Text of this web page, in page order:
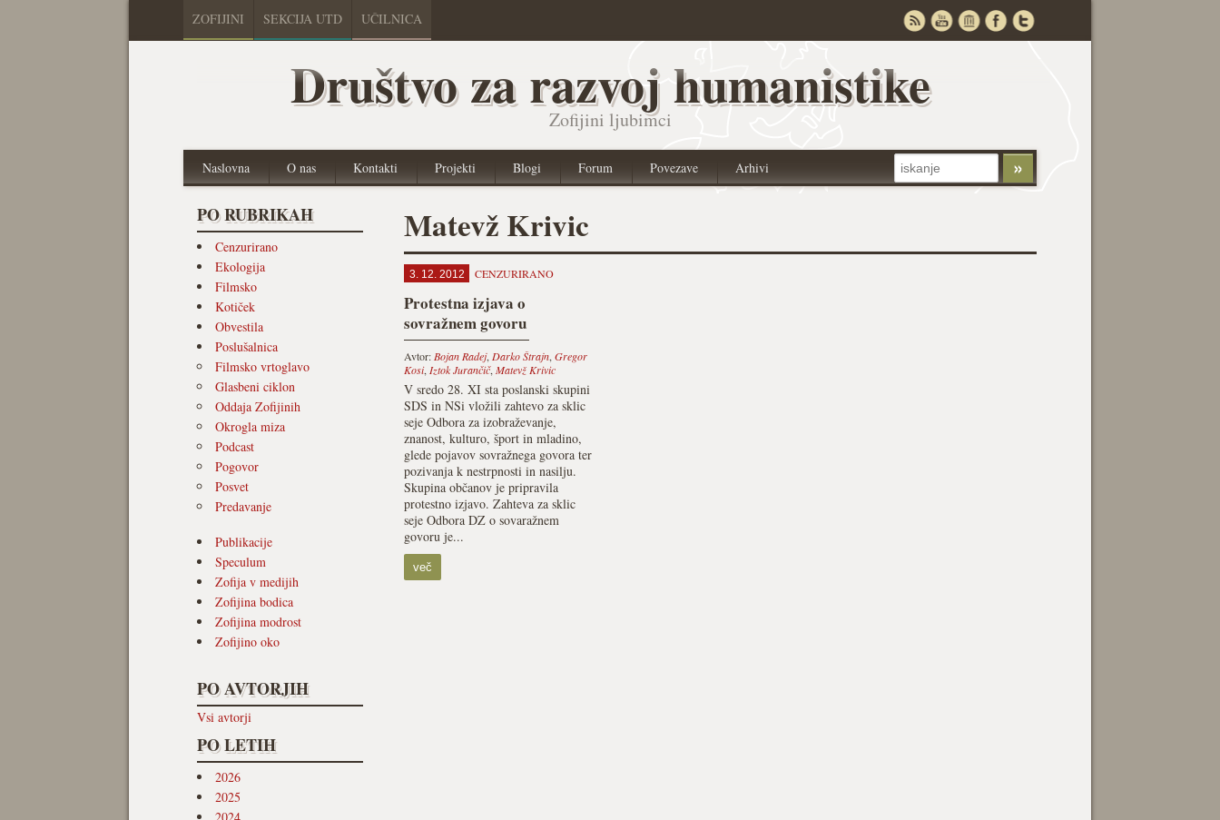
ZOFIJINI SEKCIJA UTD UČILNICA
Društvo za razvoj humanistike
Zofijini ljubimci
Naslovna O nas Kontakti Projekti Blogi Forum Povezave Arhivi
PO RUBRIKAH
Cenzurirano
Ekologija
Filmsko
Kotiček
Obvestila
Poslušalnica
Filmsko vrtoglavo
Glasbeni ciklon
Oddaja Zofijinih
Okrogla miza
Podcast
Pogovor
Posvet
Predavanje
Publikacije
Speculum
Zofija v medijih
Zofijina bodica
Zofijina modrost
Zofijino oko
PO AVTORJIH
Vsi avtorji
PO LETIH
2026
2025
Matevž Krivic
3. 12. 2012 CENZURIRANO
Protestna izjava o
sovražnem govoru
Avtor: Bojan Radej, Darko Štrajn, Gregor
Kosi, Iztok Jurančič, Matevž Krivic
V sredo 28. XI sta poslanski skupini
SDS in NSi vložili zahtevo za sklic
seje Odbora za izobraževanje,
znanost, kulturo, šport in mladino,
glede pojavov sovražnega govora ter
pozivanja k nestrpnosti in nasilju.
Skupina občanov je pripravila
protestno izjavo. Zahteva za sklic
seje Odbora DZ o sovaražnem
govoru je...
več